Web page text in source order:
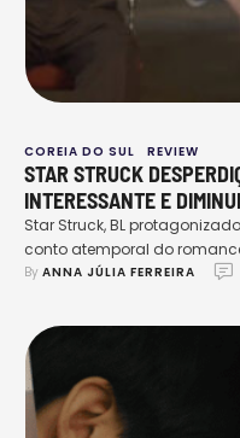
COREIA DO SUL REVIEW
STAR STRUCK
INTERESSANTE E
Star Struck, BL
conto atemporal do
a infância. A narrativa
reprimidos. De olhares
princípio o BL coreano
By ANNA JÚLIA FERREIRA